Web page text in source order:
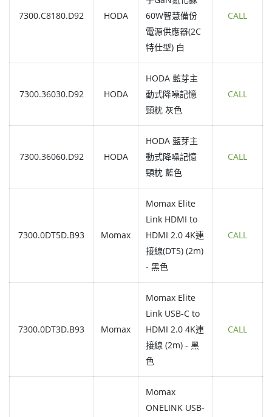
7300.C8180.D92 HODA
60W智慧備份
電源供應器(2C
特仕型) 白
CALL
7300.36030.D92 HODA
HODA 藍芽主
動式降噪記憶
頸枕 灰色
CALL
7300.36060.D92 HODA
HODA 藍芽主
動式降噪記憶
頸枕 藍色
CALL
7300.0DT5D.B93 Momax
Momax Elite
Link HDMI to
HDMI 2.0 4K連
接線(DT5) (2m)
- 黑色
CALL
7300.0DT3D.B93 Momax
Momax Elite
Link USB-C to
HDMI 2.0 4K連
接線 (2m) - 黑
色
CALL
Momax
ONELINK USB-